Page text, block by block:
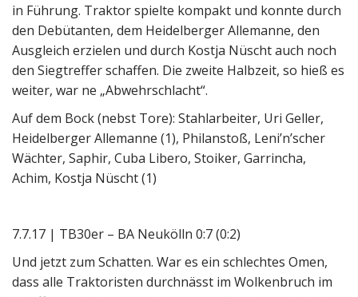
in Führung. Traktor spielte kompakt und konnte durch
den Debütanten, dem Heidelberger Allemanne, den
Ausgleich erzielen und durch Kostja Nüscht auch noch
den Siegtreffer schaffen. Die zweite Halbzeit, so hieß es
weiter, war ne „Abwehrschlacht“.
Auf dem Bock (nebst Tore): Stahlarbeiter, Uri Geller,
Heidelberger Allemanne (1), Philanstoß, Leni’n’scher
Wächter, Saphir, Cuba Libero, Stoiker, Garrincha,
Achim, Kostja Nüscht (1)
7.7.17 | TB30er – BA Neukölln 0:7 (0:2)
Und jetzt zum Schatten. War es ein schlechtes Omen,
dass alle Traktoristen durchnässt im Wolkenbruch im